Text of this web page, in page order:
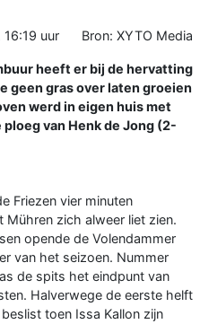
16:19 uur Bron: XYTO Media
heeft er bij de hervatting
geen gras over laten groeien
werd in eigen huis met
van Henk de Jong (2-
Friezen vier minuten
zich alweer liet zien.
opende de Volendammer
van het seizoen. Nummer
de spits het eindpunt van
Halverwege de eerste helft
toen Issa Kallon zijn